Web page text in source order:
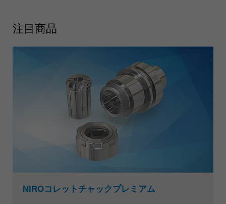
注目商品
NIROコレットチャックプレミアム